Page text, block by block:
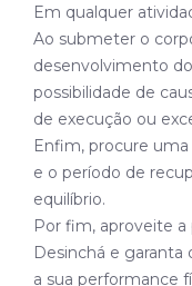
Em qualquer
Ao submeter o
desenvolvimento
possibilidade de
de execução ou
Enfim, procure
e o período de
equilíbrio.
Por fim, aproveite
Desinchá e
a sua performance